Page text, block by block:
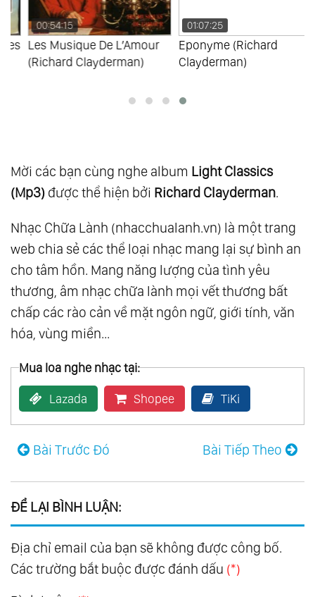
110.Memories As Time Goes By Vol.2
111.Essential 20
112.Give A Little Time To Your Love Vol.1
L’Amour De L’Hiver
117.Sentimental Journey
118.The Piano Man Vol.1
120.Diamonds Melodies Vol.4
121.Forever My Way
122.From This Moment On
123.Mon Amour
124.
Piano
126.Som Livre Vol.2
127. Som Livre Vol.3
128.Som Livre Vol.4
130.
131.Broadway Favorites
132.Colorful Favorites
133.Down Under Favorites
134. Exotic Favorites
135.Favorites For Young Lovers
00:54:15
Les Musique De L’Amour
(Richard Clayderman)
01:07:25
Eponyme (Richard
Clayderman)
Mời các bạn cùng nghe album Light Classics
(Mp3) được thể hiện bởi Richard Clayderman.
Nhạc Chữa Lành (nhacchualanh.vn) là một trang
web chia sẻ các thể loại nhạc mang lại sự bình an
cho tâm hồn. Mang năng lượng của tình yêu
thương, âm nhạc chữa lành mọi vết thương bất
chấp các rào cản về mặt ngôn ngữ, giới tính, văn
hóa, vùng miền...
Mua loa nghe nhạc tại:
Lazada Shopee TiKi
Bài Trước Đó Bài Tiếp Theo
ĐỂ LẠI BÌNH LUẬN:
Địa chỉ email của bạn sẽ không được công bố.
Các trường bắt buộc được đánh dấu (*)